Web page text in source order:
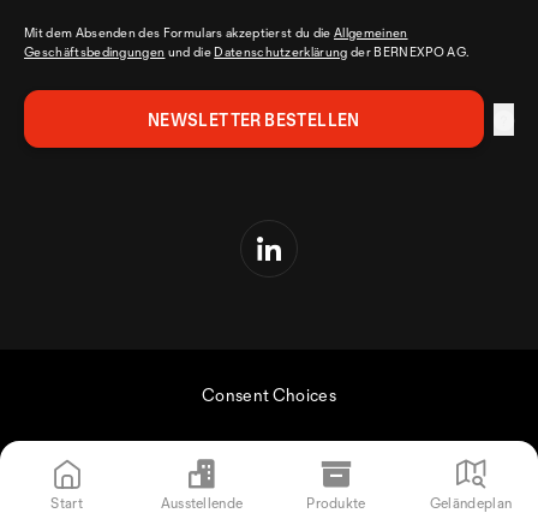
Mit dem Absenden des Formulars akzeptierst du dieAllgemeinen
Geschäftsbedingungen und die Datenschutzerklärung der BERNEXPO AG.
Consent Choices
Start Ausstellende Produkte Geländeplan